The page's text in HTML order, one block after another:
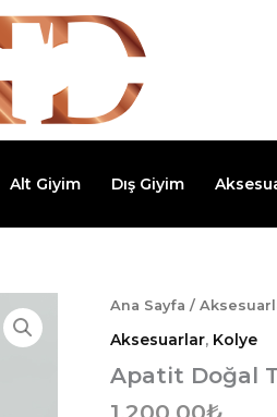
Alt Giyim Dış Giyim
Ana Sayfa /
Aksesuarlar, Kolye
Apatit Doğal